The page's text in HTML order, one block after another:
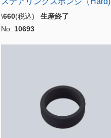
\660(税込) 生産終了
No. 10693